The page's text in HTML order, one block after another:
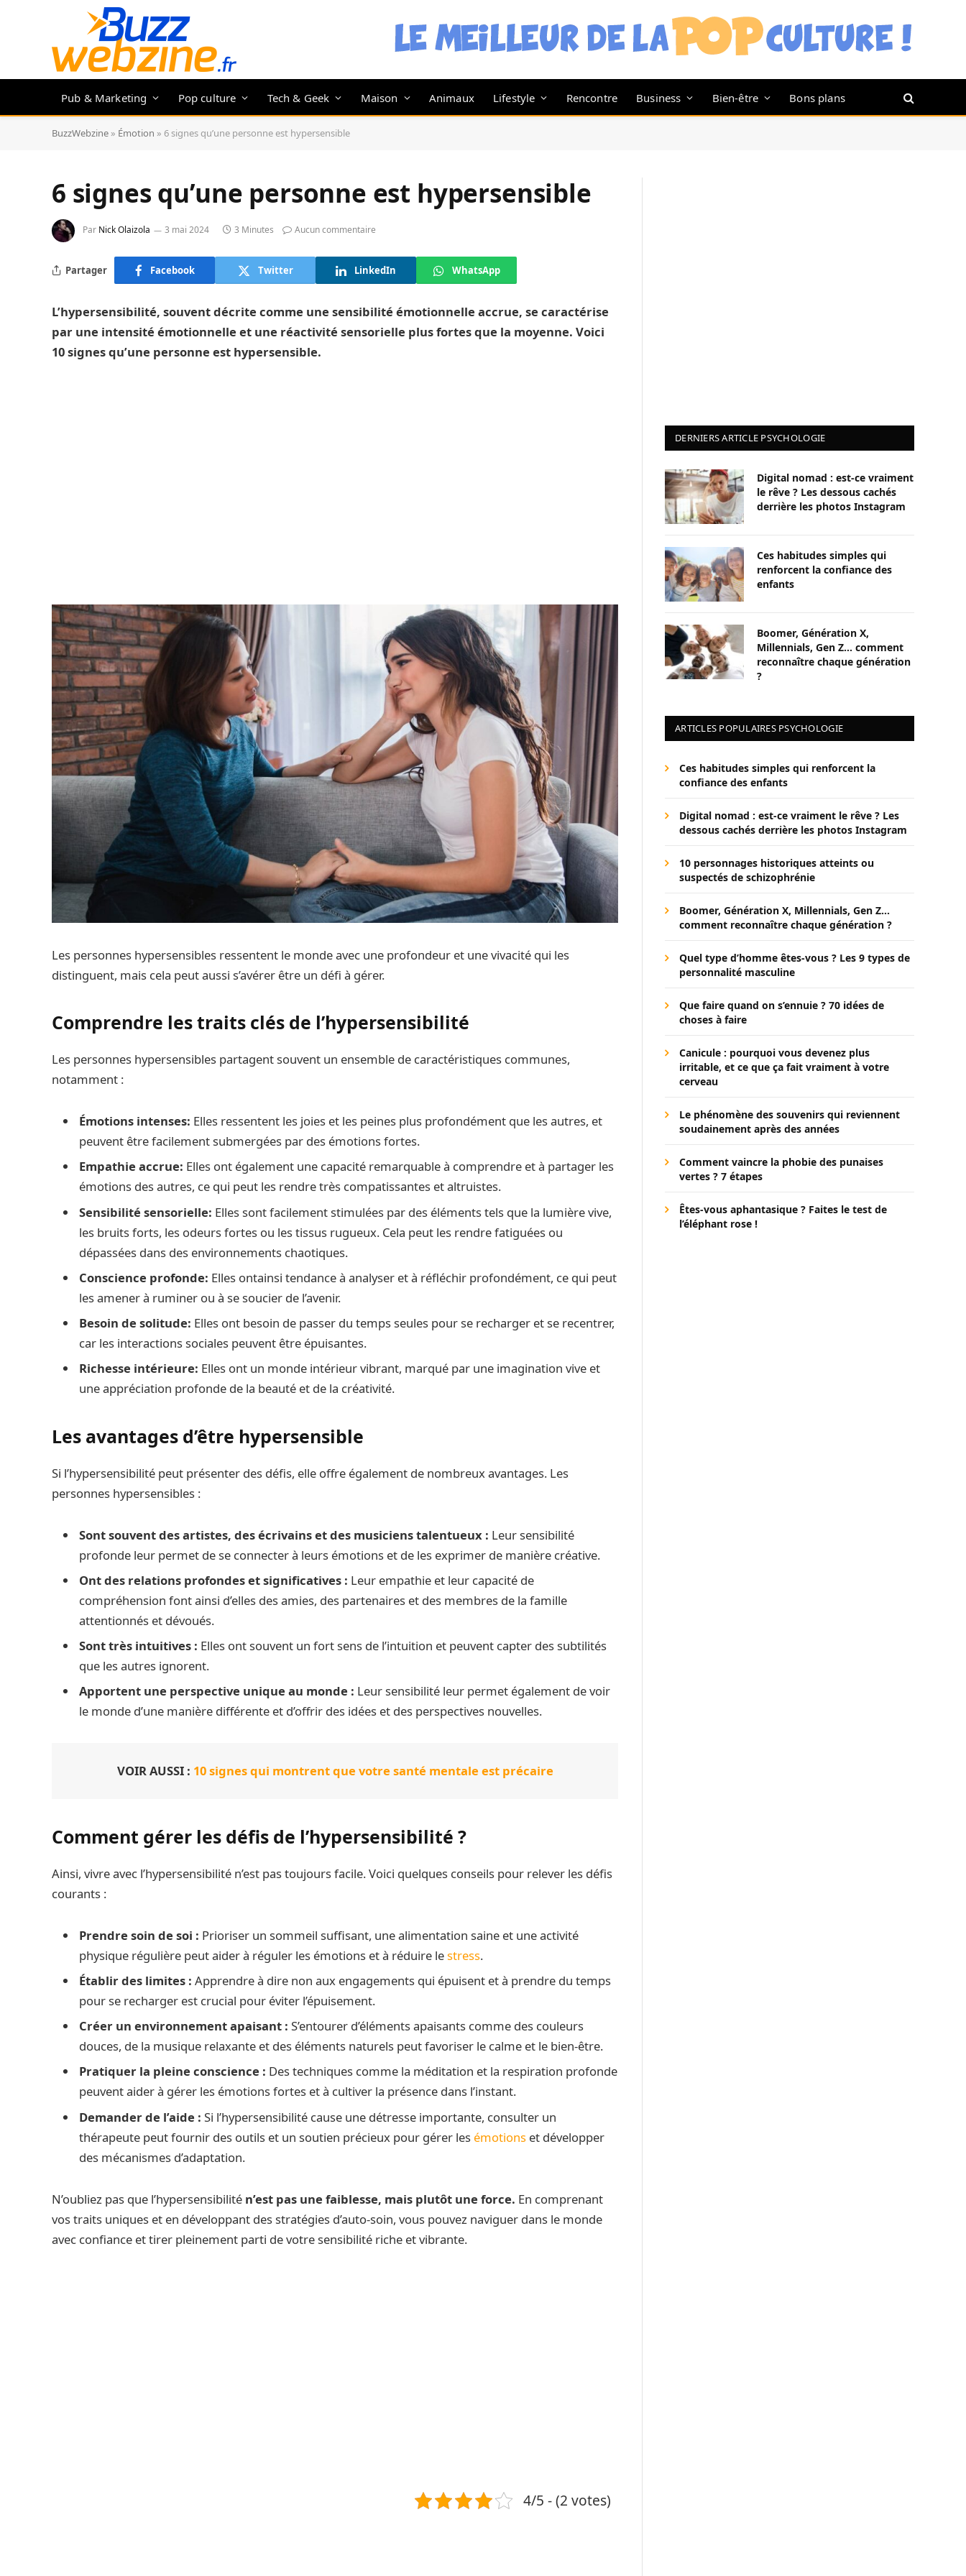
Pub & Marketing Pop culture Tech & Geek Maison Animaux Lifestyle Rencontre Business Bien-être Bons plans
BuzzWebzine » Émotion » 6 signes qu’une personne est hypersensible
6 signes qu’une personne est hypersensible
Par Nick Olaizola 3 mai 2024 3 Minutes Aucun commentaire
Partager Facebook Twitter LinkedIn WhatsApp
L’hypersensibilité, souvent décrite comme une sensibilité émotionnelle accrue, se caractérise
par une intensité émotionnelle et une réactivité sensorielle plus fortes que la moyenne. Voici
10 signes qu’une personne est hypersensible.
Les personnes hypersensibles ressentent le monde avec une profondeur et une vivacité qui les
distinguent, mais cela peut aussi s’avérer être un défi à gérer.
Comprendre les traits clés de l’hypersensibilité
Les personnes hypersensibles partagent souvent un ensemble de caractéristiques communes,
notamment :
Émotions intenses: Elles ressentent les joies et les peines plus profondément que les autres, et
peuvent être facilement submergées par des émotions fortes.
Empathie accrue: Elles ont également une capacité remarquable à comprendre et à partager les
émotions des autres, ce qui peut les rendre très compatissantes et altruistes.
Sensibilité sensorielle: Elles sont facilement stimulées par des éléments tels que la lumière vive,
les bruits forts, les odeurs fortes ou les tissus rugueux. Cela peut les rendre fatiguées ou
dépassées dans des environnements chaotiques.
Conscience profonde: Elles ontainsi tendance à analyser et à réfléchir profondément, ce qui peut
les amener à ruminer ou à se soucier de l’avenir.
Besoin de solitude: Elles ont besoin de passer du temps seules pour se recharger et se recentrer,
car les interactions sociales peuvent être épuisantes.
Richesse intérieure: Elles ont un monde intérieur vibrant, marqué par une imagination vive et
une appréciation profonde de la beauté et de la créativité.
Les avantages d’être hypersensible
Si l’hypersensibilité peut présenter des défis, elle offre également de nombreux avantages. Les
personnes hypersensibles :
Sont souvent des artistes, des écrivains et des musiciens talentueux : Leur sensibilité
profonde leur permet de se connecter à leurs émotions et de les exprimer de manière créative.
Ont des relations profondes et significatives : Leur empathie et leur capacité de
compréhension font ainsi d’elles des amies, des partenaires et des membres de la famille
attentionnés et dévoués.
Sont très intuitives : Elles ont souvent un fort sens de l’intuition et peuvent capter des subtilités
que les autres ignorent.
Apportent une perspective unique au monde : Leur sensibilité leur permet également de voir
le monde d’une manière différente et d’offrir des idées et des perspectives nouvelles.
VOIR AUSSI : 10 signes qui montrent que votre santé mentale est précaire
Comment gérer les défis de l’hypersensibilité ?
Ainsi, vivre avec l’hypersensibilité n’est pas toujours facile. Voici quelques conseils pour relever les défis
courants :
Prendre soin de soi : Prioriser un sommeil suffisant, une alimentation saine et une activité
physique régulière peut aider à réguler les émotions et à réduire lestress.
Établir des limites : Apprendre à dire non aux engagements qui épuisent et à prendre du temps
pour se recharger est crucial pour éviter l’épuisement.
Créer un environnement apaisant : S’entourer d’éléments apaisants comme des couleurs
douces, de la musique relaxante et des éléments naturels peut favoriser le calme et le bien-être.
Pratiquer la pleine conscience : Des techniques comme la méditation et la respiration profonde
peuvent aider à gérer les émotions fortes et à cultiver la présence dans l’instant.
Demander de l’aide : Si l’hypersensibilité cause une détresse importante, consulter un
thérapeute peut fournir des outils et un soutien précieux pour gérer les émotions et développer
des mécanismes d’adaptation.
N’oubliez pas que l’hypersensibilité n’est pas une faiblesse, mais plutôt une force. En comprenant
vos traits uniques et en développant des stratégies d’auto-soin, vous pouvez naviguer dans le monde
avec confiance et tirer pleinement parti de votre sensibilité riche et vibrante.
4/5 - (2 votes)
DERNIERS ARTICLE PSYCHOLOGIE
Digital nomad : est-ce vraiment
le rêve ? Les dessous cachés
derrière les photos Instagram
Ces habitudes simples qui
renforcent la confiance des
enfants
Boomer, Génération X,
Millennials, Gen Z… comment
reconnaître chaque génération
?
ARTICLES POPULAIRES PSYCHOLOGIE
Ces habitudes simples qui renforcent la
confiance des enfants
Digital nomad : est-ce vraiment le rêve ? Les
dessous cachés derrière les photos Instagram
10 personnages historiques atteints ou
suspectés de schizophrénie
Boomer, Génération X, Millennials, Gen Z…
comment reconnaître chaque génération ?
Quel type d’homme êtes-vous ? Les 9 types de
personnalité masculine
Que faire quand on s’ennuie ? 70 idées de
choses à faire
Canicule : pourquoi vous devenez plus
irritable, et ce que ça fait vraiment à votre
cerveau
Le phénomène des souvenirs qui reviennent
soudainement après des années
Comment vaincre la phobie des punaises
vertes ? 7 étapes
Êtes-vous aphantasique ? Faites le test de
l’éléphant rose !